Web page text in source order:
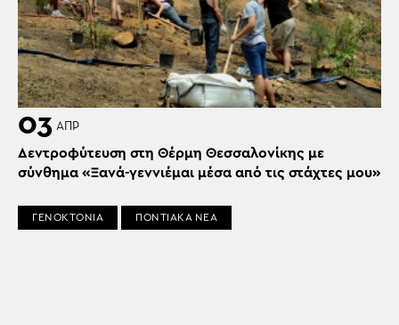
03 ΑΠΡ
Δεντροφύτευση στη Θέρμη Θεσσαλονίκης με
σύνθημα «Ξανά-γεννιέμαι μέσα από τις στάχτες μου»
ΓΕΝΟΚΤΟΝΙΑ ΠΟΝΤΙΑΚΑ ΝΕΑ